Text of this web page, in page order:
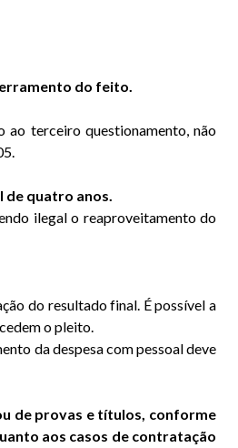
do feito.
ao terceiro questionamento, não
de quatro anos.
ilegal o reaproveitamento do
do resultado final. É possível a
o pleito.
da despesa com pessoal deve
de provas e títulos, conforme
aos casos de contratação